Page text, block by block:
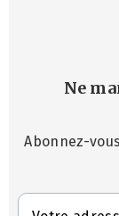
Ne
Abonnez-